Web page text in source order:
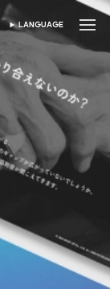
SELECT LANGUAGE
LANGUAGE